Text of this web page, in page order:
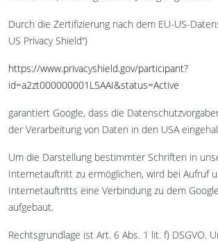
Durch die Zertifizierung nach dem EU-US-
US Privacy Shield“)
https://www.privacyshield.gov/participant?
id=a2zt000000001L5AAI&status=Active
garantiert Google, dass die
der Verarbeitung von Daten in den USA
Um die Darstellung bestimmter Schriften in
Internetauftritt zu ermöglichen, wird bei Aufruf
Internetauftritts eine Verbindung zu dem
aufgebaut.
Rechtsgrundlage ist Art. 6 Abs. 1 lit. f) DSGVO.